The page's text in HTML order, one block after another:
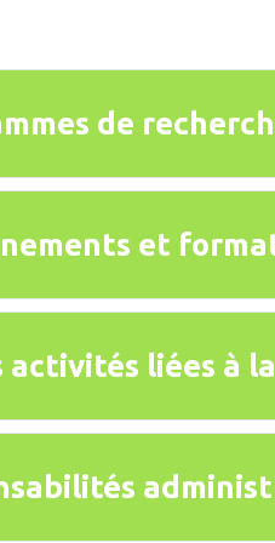
de
et
liées à